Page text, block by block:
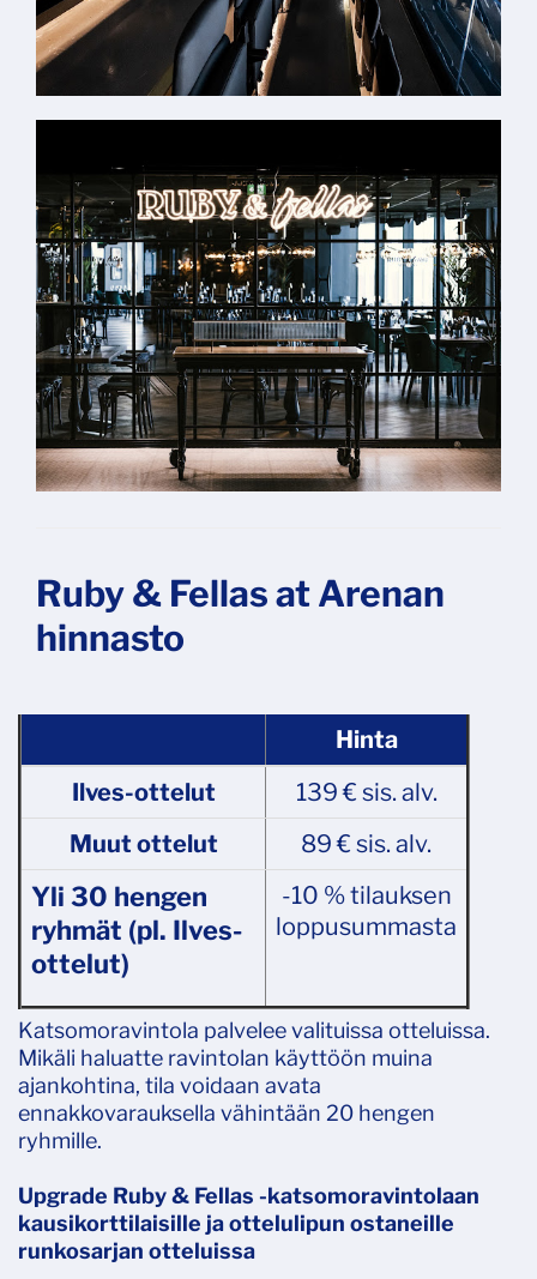
Ruby & Fellas at Arenan
hinnasto
Hinta
Ilves-ottelut
139 € sis. alv.
Muut ottelut
89 € sis. alv.
Yli 30 hengen
ryhmät (pl. Ilves-
ottelut)
-10 % tilauksen
loppusummasta
Katsomoravintola palvelee valituissa otteluissa.
Mikäli haluatte ravintolan käyttöön muina
ajankohtina, tila voidaan avata
ennakkovarauksella vähintään 20 hengen
ryhmille.
Upgrade Ruby & Fellas -katsomoravintolaan
kausikorttilaisille ja ottelulipun ostaneille
runkosarjan otteluissa